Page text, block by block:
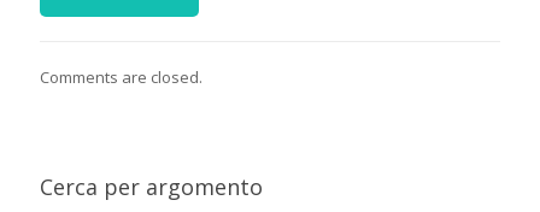
Comments are closed.
Cerca per argomento